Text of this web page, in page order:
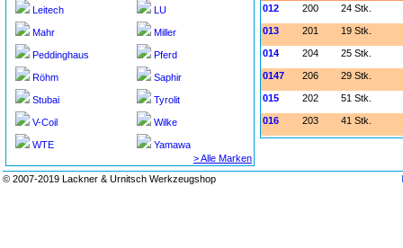
Leitech LU
Mahr Miller
Peddinghaus Pferd
Röhm Saphir
Stubai Tyrolit
V-Coil Wilke
WTE
Yamawa
> Alle Marken
012
200 24 Stk.
013 201 19 Stk.
014 204 25 Stk.
0147 206 29 Stk.
015 202 51 Stk.
016 203 41 Stk.
© 2007-2019 Lackner & Urnitsch Werkzeugshop